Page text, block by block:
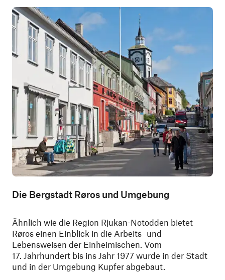
Die Bergstadt Røros und Umgebung
Ähnlich wie die Region Rjukan-Notodden bietet
Røros einen Einblick in die Arbeits- und
Lebensweisen der Einheimischen. Vom
17. Jahrhundert bis ins Jahr 1977 wurde in der Stadt
und in der Umgebung Kupfer abgebaut.